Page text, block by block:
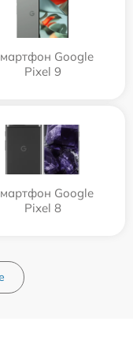
Google
Pixel 9
Google
Pixel 8